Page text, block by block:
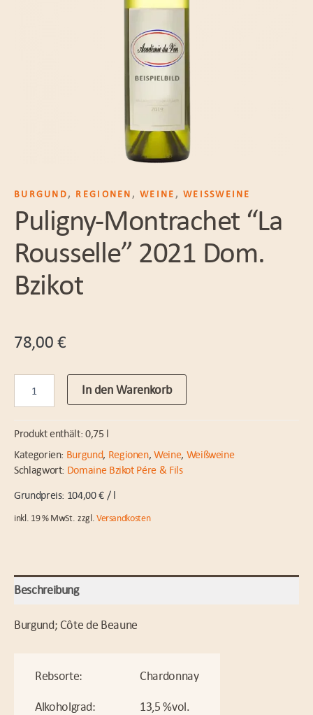
BURGUND, REGIONEN ,WEINE ,WEISSWEINE
Puligny-Montrachet “La
Rousselle” 2021 Dom.
Bzikot
78,00 €
Montrachet
“La
2021
Dom.
Bzikot
Menge
In den Warenkorb
Produkt enthält: 0,75 l
Kategorien: Burgund, Regionen,Weine, Weißweine
Schlagwort: Domaine Bzikot Pére & Fils
104,00€/ l
inkl. 19 % MwSt. zzgl.Versandkosten
Beschreibung
Burgund; Côte de Beaune
Rebsorte:
Chardonnay
Alkoholgrad:
13,5 %vol.